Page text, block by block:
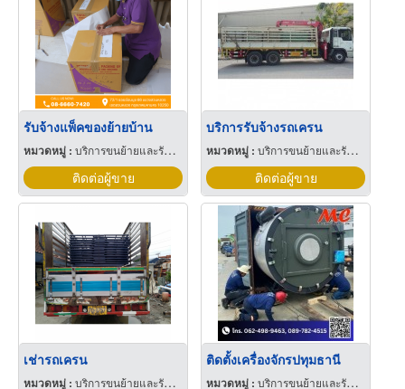
รับจ้างแพ็คของย้ายบ้าน
หมวดหมู่ : บริการขนย้ายและรับฝาก
ติดต่อผู้ขาย
บริการรับจ้างรถเครน
หมวดหมู่ :บริการขนย้ายและรับฝาก
ติดต่อผู้ขาย
เช่ารถเครน
หมวดหมู่ : บริการขนย้ายและรับฝาก
ติดตั้งเครื่องจักรปทุมธานี
หมวดหมู่ :บริการขนย้ายและรับฝาก